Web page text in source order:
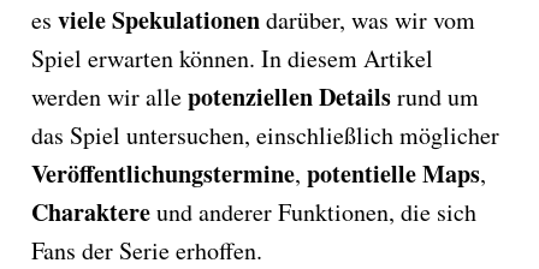
es viele Spekulationendarüber, was wir vom
Spiel erwarten können. In diesem Artikel
werden wir allepotenziellen Detailsrund um
das Spiel untersuchen, einschließlich möglicher
Veröffentlichungstermine, potentielle Maps,
Charaktereund anderer Funktionen, die sich
Fans der Serie erhoffen.